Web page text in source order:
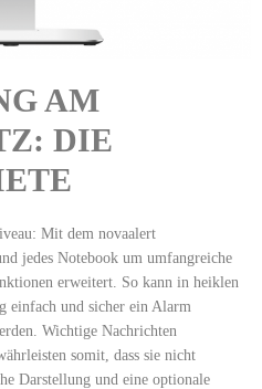
AM
DIE
Mit dem novaalert
jedes Notebook um umfangreiche
erweitert. So kann in heiklen
einfach und sicher ein Alarm
Wichtige Nachrichten
somit, dass sie nicht
Darstellung und eine optionale